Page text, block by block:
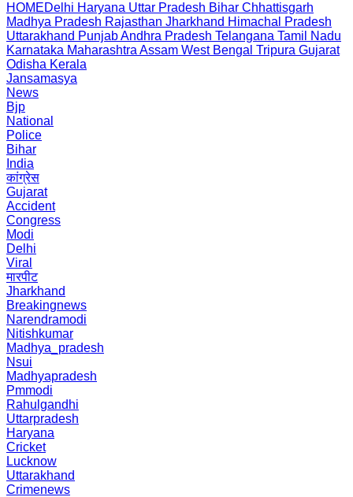
HOMEDelhi Haryana Uttar Pradesh Bihar Chhattisgarh
Madhya Pradesh Rajasthan Jharkhand Himachal Pradesh
Uttarakhand PunjabAndhra Pradesh Telangana Tamil Nadu
Karnataka Maharashtra Assam West Bengal Tripura Gujarat
Odisha Kerala
Jansamasya
News
Bjp
National
Police
Bihar
India
कांग्रेस
Gujarat
Accident
Congress
Modi
Delhi
Viral
मारपीट
Jharkhand
Breakingnews
Narendramodi
Nitishkumar
Madhya_pradesh
Nsui
Madhyapradesh
Pmmodi
Rahulgandhi
Uttarpradesh
Haryana
Cricket
Lucknow
Uttarakhand
Crimenews